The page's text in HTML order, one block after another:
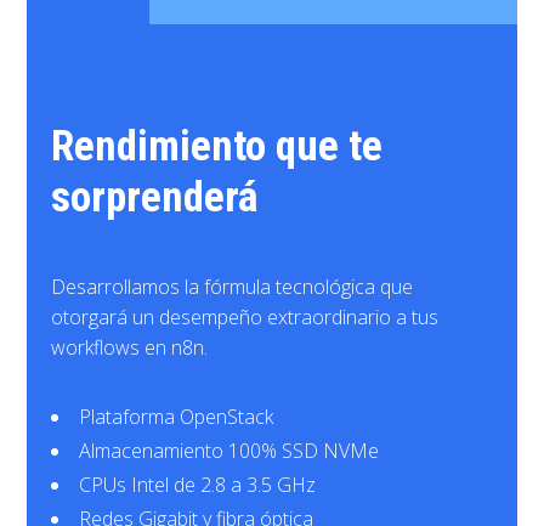
Rendimiento que te
sorprenderá
Desarrollamos la fórmula tecnológica que
otorgará un desempeño extraordinario a tus
workflows en n8n.
Plataforma OpenStack
Almacenamiento 100% SSD NVMe
CPUs Intel de 2.8 a 3.5 GHz
Redes Gigabit y fibra óptica